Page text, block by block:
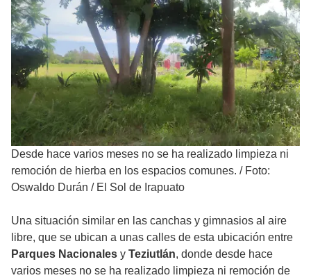
Desde hace varios meses no se ha realizado limpieza ni
remoción de hierba en los espacios comunes. / Foto:
Oswaldo Durán / El Sol de Irapuato
Una situación similar en las canchas y gimnasios al aire
libre, que se ubican a unas calles de esta ubicación entre
Parques Nacionales y Teziutlán, donde desde hace
varios meses no se ha realizado limpieza ni remoción de